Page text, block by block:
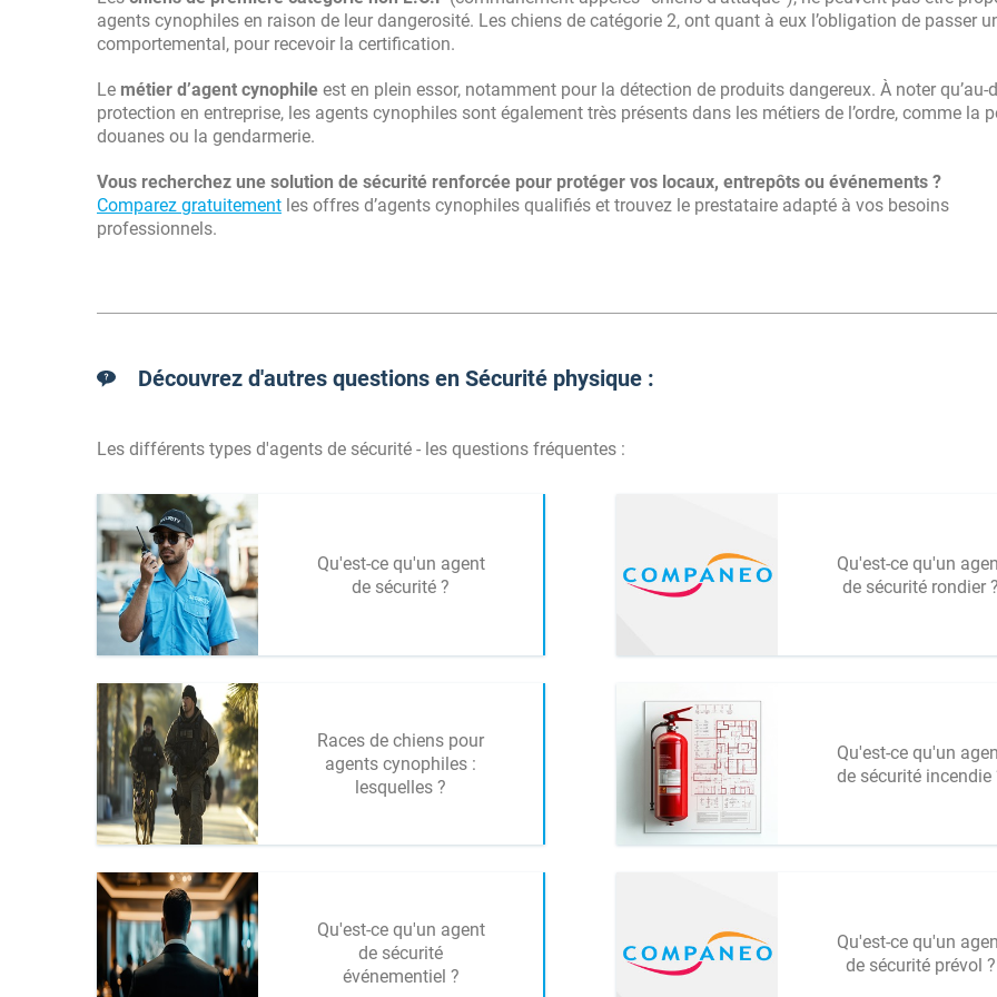
agents cynophiles en raison de leur dangerosité. Les chiens de catégorie 2, ont quant à eux l’obligation de passer
comportemental, pour recevoir la certification.
Le métier d’agent cynophile est en plein essor, notamment pour la détection de produits dangereux. À noter qu’au-
protection en entreprise, les agents cynophiles sont également très présents dans les métiers de l’ordre, comme la
douanes ou la gendarmerie.
Vous recherchez une solution de sécurité renforcée pour protéger vos locaux, entrepôts ou événements ?
Comparez gratuitement les offres d’agents cynophiles qualifiés et trouvez le prestataire adapté à vos besoins
professionnels.
Découvrez d'autres questions en Sécurité physique :
Les différents types d'agents de sécurité - les questions fréquentes :
Qu'est-ce qu'un agent
de sécurité ?
Qu'est-ce qu'un
de sécurité rondier ?
Races de chiens pour
agents cynophiles :
lesquelles ?
Qu'est-ce qu'un
de sécurité incendie
Qu'est-ce qu'un agent
de sécurité
événementiel ?
Qu'est-ce qu'un
de sécurité prévol ?